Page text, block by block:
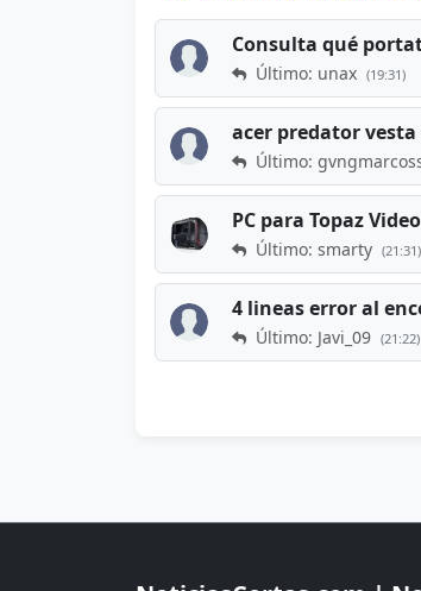
Consulta qué
Último: unax (19:31)
acer predator vesta
Último:
PC para Topaz
Último: smarty (21:31)
4 lineas error al
Último: Javi_09 (21:22)